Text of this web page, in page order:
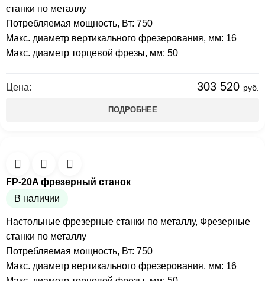
станки по металлу
Цена: 303 520 руб.
Потребляемая мощность, Вт: 750
Макс. диаметр вертикального фрезерования, мм: 16
Макс. диаметр торцевой фрезы, мм: 50
ПОДРОБНЕЕ
FP-20A фрезерный станок
В наличии
Настольные фрезерные станки по металлу, Фрезерные
станки по металлу
Потребляемая мощность, Вт: 750
Макс. диаметр вертикального фрезерования, мм: 16